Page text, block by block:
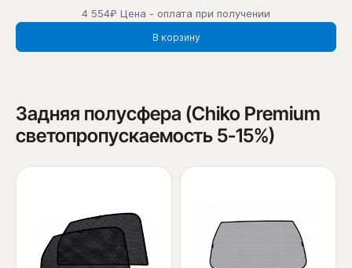
4 554₽ Цена - оплата при получении
В корзину
Задняя полусфера (Chiko Premium
светопропускаемость 5-15%)